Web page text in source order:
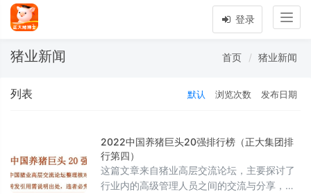
登录
猪业新闻 首页 猪业新闻
列表 默认 浏览次数 发布日期
2022中国养猪巨头20强排行榜（正大集团排
行第四）
这篇文章来自猪业高层交流论坛，主要探讨了
行业内的高级管理人员之间的交流与分享，内